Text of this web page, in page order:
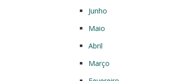
Junho
Maio
Abril
Março